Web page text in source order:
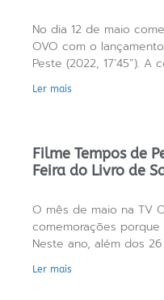
No dia 12 de maio
OVO com o
Peste (2022, 17’45”).
Ler mais
Filme Tempos de
Feira do Livro de
O mês de maio na TV
comemorações
Neste ano, além dos
Ler mais